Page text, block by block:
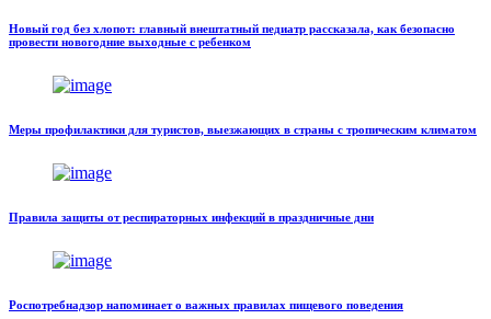
Новый год без хлопот: главный внештатный педиатр рассказала, как безопасно
провести новогодние выходные с ребенком
Меры профилактики для туристов, выезжающих в страны с тропическим климатом
Правила защиты от респираторных инфекций в праздничные дни
Роспотребнадзор напоминает о важных правилах пищевого поведения